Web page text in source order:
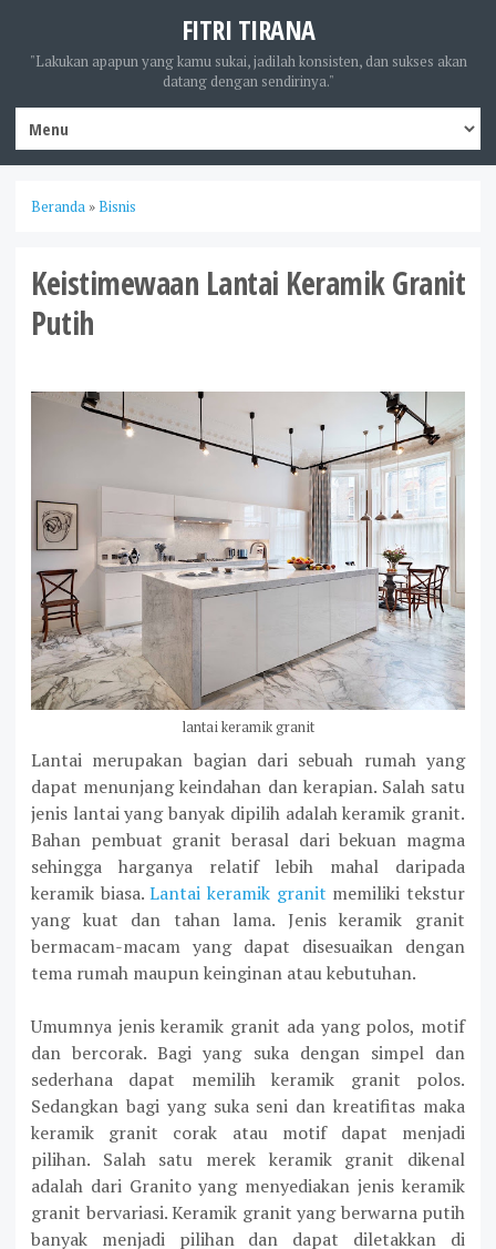
FITRI TIRANA
"Lakukan apapun yang kamu sukai, jadilah konsisten, dan sukses akan
datang dengan sendirinya."
Beranda »Bisnis
Keistimewaan Lantai Keramik Granit
Putih
lantai keramik granit
Lantai merupakan bagian dari sebuah rumah yang
dapat menunjang keindahan dan kerapian. Salah satu
jenis lantai yang banyak dipilih adalah keramik granit.
Bahan pembuat granit berasal dari bekuan magma
sehingga harganya relatif lebih mahal daripada
keramik biasa.Lantai keramik granit memiliki tekstur
yang kuat dan tahan lama. Jenis keramik granit
bermacam-macam yang dapat disesuaikan dengan
tema rumah maupun keinginan atau kebutuhan.
Umumnya jenis keramik granit ada yang polos, motif
dan bercorak. Bagi yang suka dengan simpel dan
sederhana dapat memilih keramik granit polos.
Sedangkan bagi yang suka seni dan kreatifitas maka
keramik granit corak atau motif dapat menjadi
pilihan. Salah satu merek keramik granit dikenal
adalah dari Granito yang menyediakan jenis keramik
granit bervariasi. Keramik granit yang berwarna putih
banyak menjadi pilihan dan dapat diletakkan di